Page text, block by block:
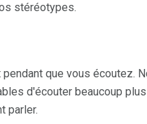
stéréotypes.
que vous écoutez.
d'écouter beaucoup
parler.